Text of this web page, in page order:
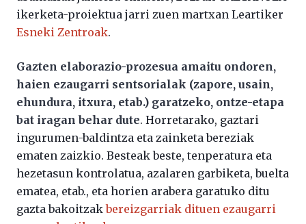
ikerketa-proiektua jarri zuen martxan Leartiker
Esneki Zentroak.
Gazten elaborazio-prozesua amaitu ondoren,
haien ezaugarri sentsorialak (zapore, usain,
ehundura, itxura, etab.) garatzeko, ontze-etapa
bat iragan behar dute. Horretarako, gaztari
ingurumen-baldintza eta zainketa bereziak
ematen zaizkio. Besteak beste, tenperatura eta
hezetasun kontrolatua, azalaren garbiketa, buelta
ematea, etab., eta horien arabera garatuko ditu
gazta bakoitzakbereizgarriak dituen ezaugarri